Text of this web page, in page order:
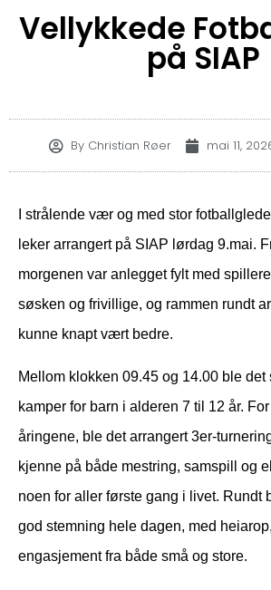
Vellykkede
på SIAP
ByChristian Røer mai 11,
I strålende vær og med stor
leker arrangert på SIAP lørdag 9.mai.
morgenen var anlegget fylt med
søsken og frivillige, og rammen rundt
kunne knapt vært bedre.
Mellom klokken 09.45 og 14.00 ble det
kamper for barn i alderen 7 til 12 år.
åringene, ble det arrangert 3er-
kjenne på både mestring, samspill og
noen for aller første gang i livet. Rundt
god stemning hele dagen, med
engasjement fra både små og store.